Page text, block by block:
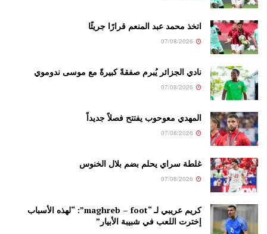
اتخذ محمد عبد المنعم قرارًا جريئًا
نادي الجزائر يُبرم صفقةً كبيرةً مع موسى ندوموي
المهدي معوحوب يفتتح فصلاً جديداً
غلطة سراي يحلم بضم بلال الخنوس
كريم عريبي لـ “maghreb – foot”: “لهذه الأسباب
إخترت اللعب في شبيبة الأبيار”